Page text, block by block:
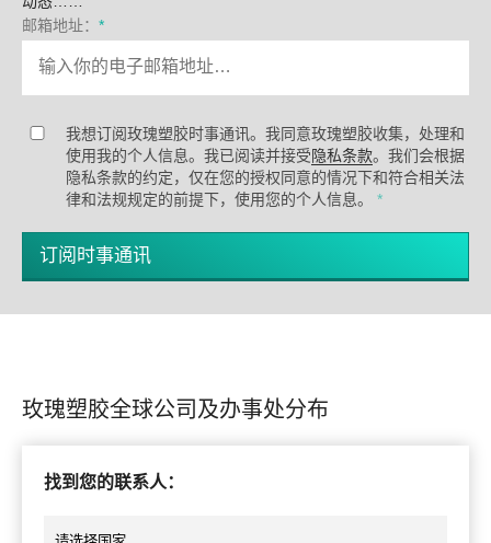
邮箱地址： *
我想订阅玫瑰塑胶时事通讯。我同意玫瑰塑胶收集，处理和
使用我的个人信息。我已阅读并接受隐私条款。我们会根据
隐私条款的约定，仅在您的授权同意的情况下和符合相关法
律和法规规定的前提下，使用您的个人信息。 *
订阅时事通讯
玫瑰塑胶全球公司及办事处分布
找到您的联系人：